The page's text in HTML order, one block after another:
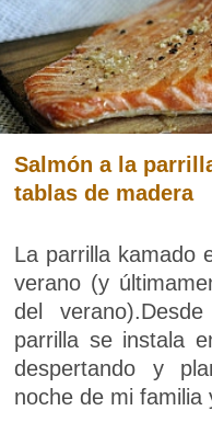
Salmón a la
tablas de madera
La parrilla kamado
verano (y
del
parrilla se instala
despertando y
noche de mi familia